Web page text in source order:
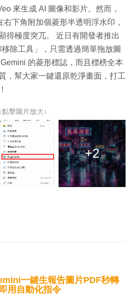
來生成 AI 圖像和影片。然而，
下角附加個菱形半透明浮水印，
得極度突兀。 近日有開發者推出
除工具」，只需透過簡單拖放圖
的菱形標誌，而且標榜全本
，幫大家一鍵還原乾淨畫面，打工
↓點擊圖片放大↓
+2
一鍵生報告圖片PDF秒轉
用自動化指令